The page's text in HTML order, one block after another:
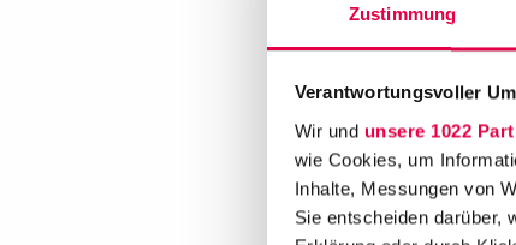
Zustimmung
Verantwortungsvoller
Wir und unsere 1022
wie Cookies, um
Inhalte, Messungen von
Sie entscheiden darüber,